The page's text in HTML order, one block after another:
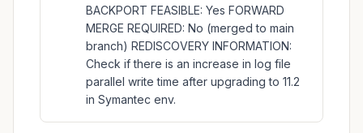
BACKPORT FEASIBLE: Yes FORWARD
MERGE REQUIRED: No (merged to main
branch) REDISCOVERY INFORMATION:
Check if there is an increase in log file
parallel write time after upgrading to 11.2
in Symantec env.